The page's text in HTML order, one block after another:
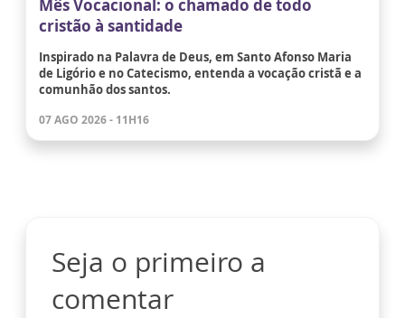
Mês Vocacional: o chamado de todo
cristão à santidade
Inspirado na Palavra de Deus, em Santo Afonso Maria
de Ligório e no Catecismo, entenda a vocação cristã e a
comunhão dos santos.
07 AGO 2026 - 11H16
Seja o primeiro a
comentar